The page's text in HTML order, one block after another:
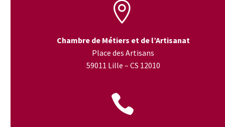


Chambre de Métiers et de l’Artisanat
Place des Artisans
59011 Lille – CS 12010

